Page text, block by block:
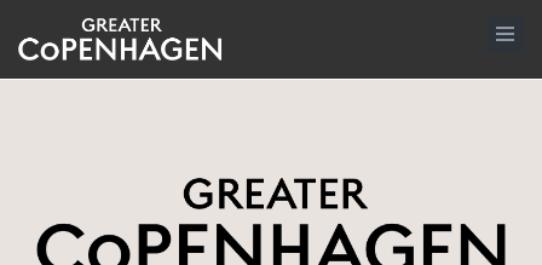
hovedindhold